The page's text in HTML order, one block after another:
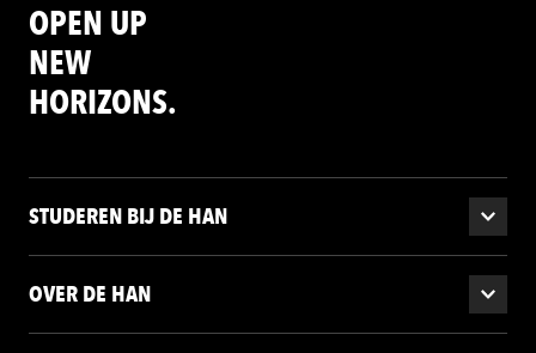
OPEN UP
NEW
HORIZONS.
STUDEREN BIJ DE HAN
OVER DE HAN